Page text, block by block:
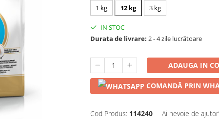
1 kg 12 kg 3 kg
IN STOC
Durata de livrare: 2 - 4 zile lucrătoare
ADAUGA IN
COMANDĂ PRIN
Cod Produs: 114240 Ai nevoie de